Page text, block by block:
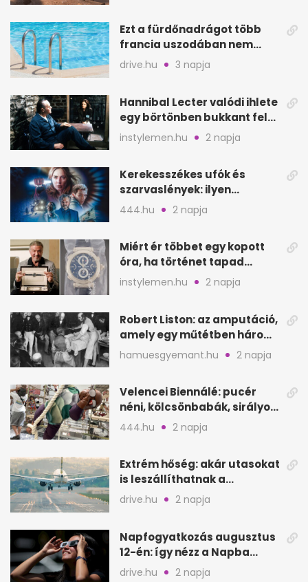
Ezt a fürdőnadrágot több
francia uszodában nem
fogadják el
drive.hu 3 napja
Hannibal Lecter valódi ihlete
egy börtönben bukkant fel
Thomas Harrisnek
instylemen.hu 2 napja
Kerekesszékes ufók és
szarvaslények: ilyen
Spielberg új filmje
444.hu 2 napja
Miért ér többet egy kopott
óra, ha történet tapad
hozzá?
instylemen.hu 2 napja
Robert Liston: az amputáció,
amely egy műtétben három
életet követelt
hamuesgyemant.hu 2 napja
Velencei Biennálé: pucér
néni, kölcsönbabák, sirályok,
és kész a családi program
444.hu 2 napja
Extrém hőség: akár utasokat
is leszállíthatnak a
repülőgépről
drive.hu 2 napja
Napfogyatkozás augusztus
12-én: így nézz a Napba
biztonságosan
drive.hu 2 napja